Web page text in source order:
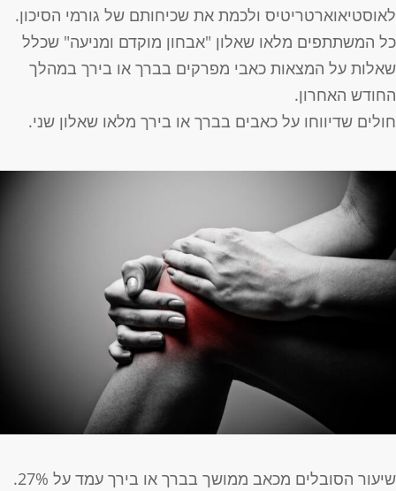
לאוסטיאוארטריטיס ולכמת את שכיחותם של גורמי הסיכון.
כל המשתתפים מלאו שאלון "אבחון מוקדם ומניעה" שכלל
שאלות על המצאות כאבי מפרקים בברך או בירך במהלך
החודש האחרון.
חולים שדיווחו על כאבים בברך או בירך מלאו שאלון שני.
שיעור הסובלים מכאב ממושך בברך או בירך עמד על 27%.